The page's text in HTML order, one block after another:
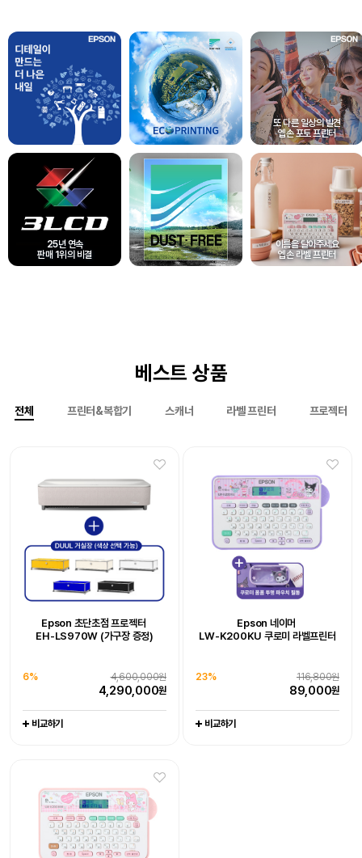
25년 연속
판매 1위의 비결
또 다른 일상의 발견
엡손 포토 프린터
이름을 달아주세요
엡손 라벨 프린터
베스트 상품
전체 프린터&복합기 스캐너 라벨 프린터 프로젝터
Epson 초단초점 프로젝터
EH-LS970W (가구장 증정)
4,600,000원
6%
4,290,000원
비교하기
Epson 네이머
LW-K200KU 쿠로미 라벨프린터
116,800원
23%
89,000원
비교하기
Epson EcoTank
포토 복합기 L8180
704,000원
0%
704,000원
비교하기
Epson EcoTank Pro
팩스 복합기 L15150
1,065,000원
1%
1,044,000원
비교하기
Epson WorkForce DS-530III
417,000원
비교하기
Epson WorkForce DS-785W
519,000원
비교하기
Epson 네이머
LW-K200DA 곰돌이 푸 라벨프린터
128,000원
19%
102,800원
비교하기
Epson 네이머
LW-H200RK 리락쿠마 라벨프린터
111,000원
20%
88,600원
비교하기
Epson 초단초점 프로젝터
EH-LS970W (가구장 증정)
4,290,000원
[잇섭 Pick] 엡손 라이프스튜디오
빔프로젝터 (EF-72)
1,649,000원